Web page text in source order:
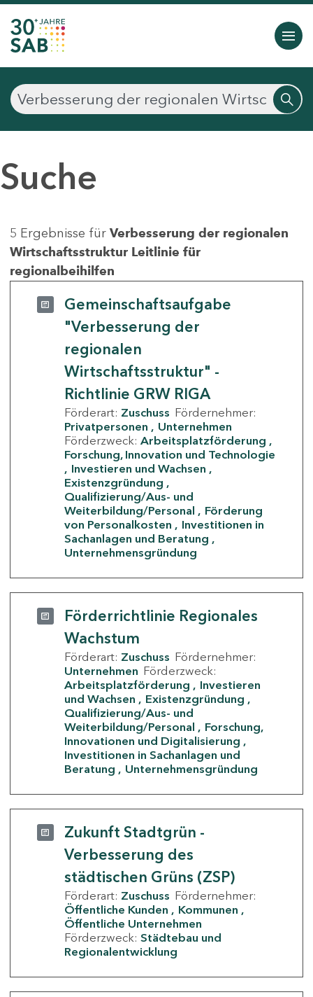
Suche
5 Ergebnisse für Verbesserung der regionalen
Wirtschaftsstruktur Leitlinie für
regionalbeihilfen
Gemeinschaftsaufgabe
"Verbesserung der
regionalen
Wirtschaftsstruktur" -
Richtlinie GRW RIGA
Förderart: Zuschuss Fördernehmer:
Privatpersonen
Unternehmen
Förderzweck: Arbeitsplatzförderung
Forschung, Innovation und Technologie
Investieren und Wachsen
Existenzgründung
Qualifizierung/Aus- und
Weiterbildung/Personal
Förderung
von Personalkosten
Investitionen in
Sachanlagen und Beratung
Unternehmensgründung
Förderrichtlinie Regionales
Wachstum
Förderart: Zuschuss Fördernehmer:
Unternehmen Förderzweck:
Arbeitsplatzförderung
Investieren
und Wachsen
Existenzgründung
Qualifizierung/Aus- und
Weiterbildung/Personal
Forschung,
Innovationen und Digitalisierung
Investitionen in Sachanlagen und
Beratung
Unternehmensgründung
Zukunft Stadtgrün -
Verbesserung des
städtischen Grüns (ZSP)
Förderart: Zuschuss Fördernehmer:
Öffentliche Kunden
Kommunen
Öffentliche Unternehmen
Förderzweck: Städtebau und
Regionalentwicklung